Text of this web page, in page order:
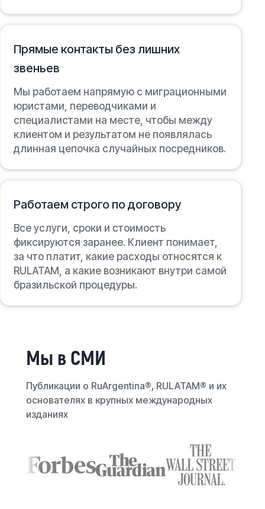
Прямые контакты без лишних
звеньев
Мы работаем напрямую с миграционными
юристами, переводчиками и
специалистами на месте, чтобы между
клиентом и результатом не появлялась
длинная цепочка случайных посредников.
Работаем строго по договору
Все услуги, сроки и стоимость
фиксируются заранее. Клиент понимает,
за что платит, какие расходы относятся к
RULATAM, а какие возникают внутри самой
бразильской процедуры.
Мы в СМИ
Публикации о RuArgentina®, RULATAM® и их
основателях в крупных международных
изданиях